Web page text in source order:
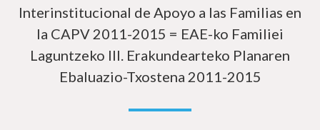
Interinstitucional de Apoyo a las Familias en
la CAPV 2011-2015 = EAE-ko Familiei
Laguntzeko III. Erakundearteko Planaren
Ebaluazio-Txostena 2011-2015